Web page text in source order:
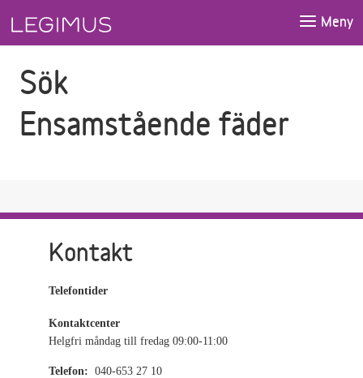
Meny
Sök
Ensamstående fäder
Kontakt
Telefontider
Kontaktcenter
Helgfri måndag till fredag 09:00-11:00
Telefon: 040-653 27 10